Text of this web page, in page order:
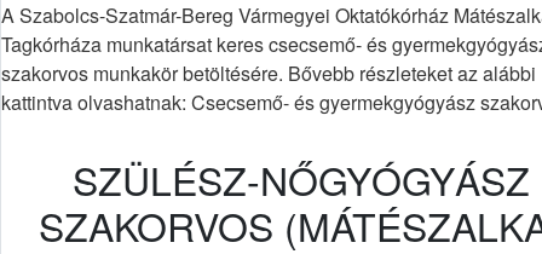
A Szabolcs-Szatmár-Bereg Vármegyei Oktatókórház
Tagkórháza munkatársat keres csecsemő- és
szakorvos munkakör betöltésére. Bővebb részleteket az
kattintva olvashatnak: Csecsemő- és gyermekgyógyász
SZÜLÉSZ-NŐGYÓGYÁSZ
SZAKORVOS